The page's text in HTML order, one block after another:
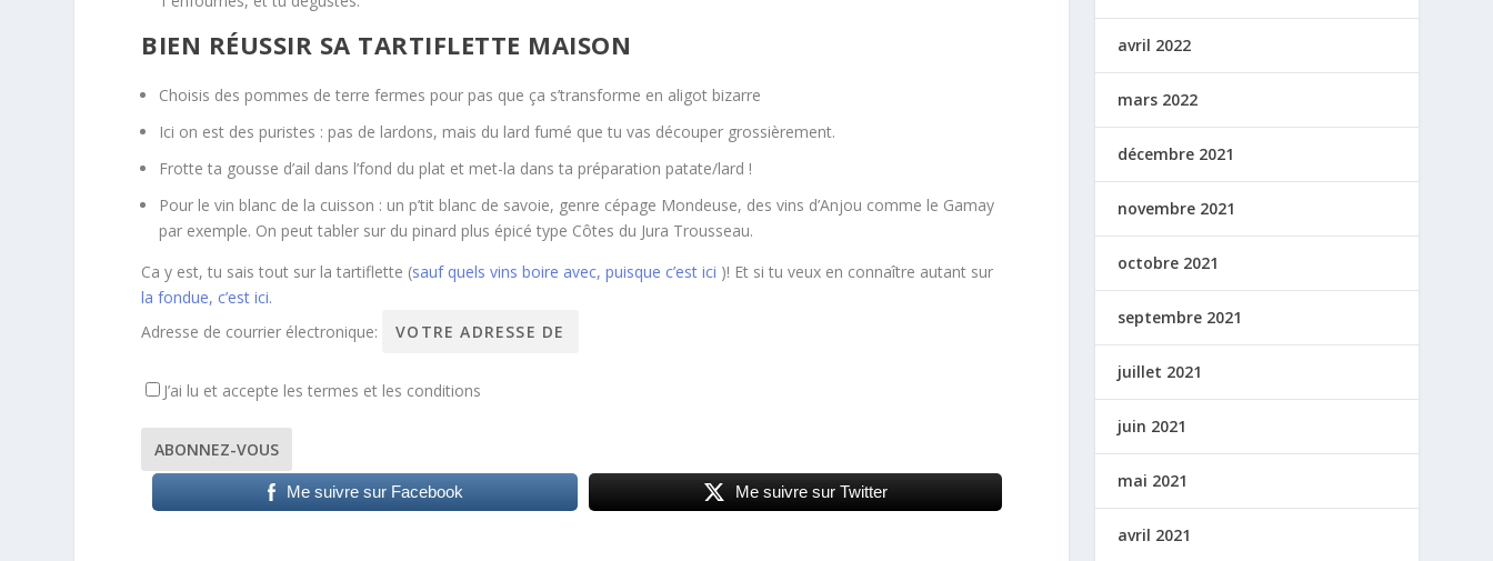
BIEN RÉUSSIR SA TARTIFLETTE MAISON
Choisis des pommes de terre fermes pour pas que ça s’transforme en aligot bizarre
Ici on est des puristes : pas de lardons, mais du lard fumé que tu vas découper grossièrement.
Frotte ta gousse d’ail dans l’fond du plat et met-la dans ta préparation patate/lard !
Pour le vin blanc de la cuisson : un p’tit blanc de savoie, genre cépage Mondeuse, des vins d’Anjou comme le Gamay
par exemple. On peut tabler sur du pinard plus épicé type Côtes du Jura Trousseau.
Ca y est, tu sais tout sur la tartiflette (sauf quels vins boire avec, puisque c’est ici )! Et si tu veux en connaître autant sur
la fondue, c’est ici.
Adresse de courrier électronique:
J’ai lu et accepte les termes et les conditions
Me suivre sur Facebook Me suivre sur Twitter
avril 2022
mars 2022
décembre 2021
novembre 2021
octobre 2021
septembre 2021
juillet 2021
juin 2021
mai 2021
avril 2021